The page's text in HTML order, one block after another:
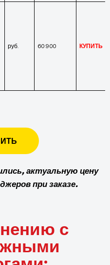
руб. 60 900 КУПИТЬ
актуальную цену
при заказе.
с